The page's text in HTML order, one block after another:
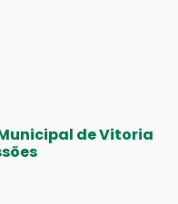
de Vitoria